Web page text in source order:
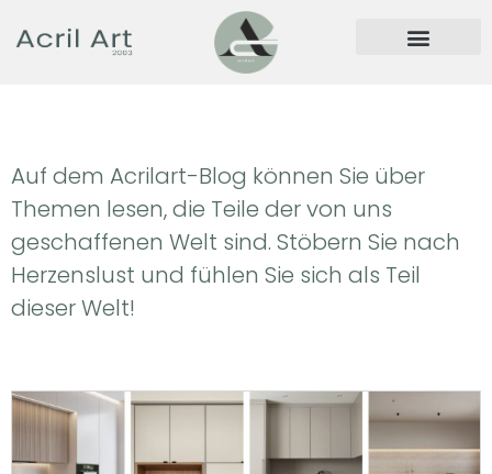
Auf dem Acrilart-Blog können Sie über
Themen lesen, die Teile der von uns
geschaffenen Welt sind. Stöbern Sie nach
Herzenslust und fühlen Sie sich als Teil
dieser Welt!